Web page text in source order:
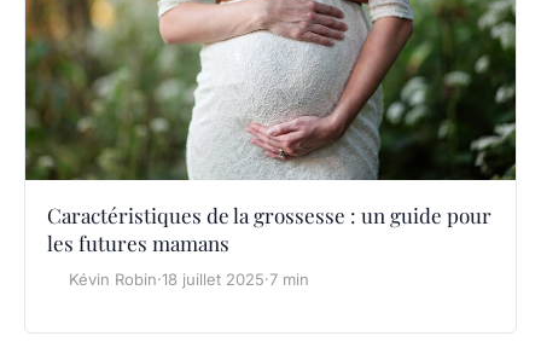
Caractéristiques de la grossesse : un guide pour
les futures mamans
Kévin Robin·18 juillet 2025·7 min